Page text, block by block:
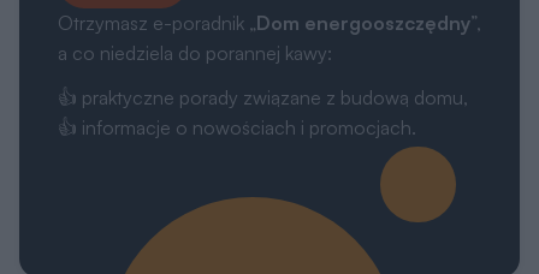
Otrzymasz e-poradnik „Dom energooszczędny”,
a co niedziela do porannej kawy:
👍 praktyczne porady związane z budową domu,
👍 informacje o nowościach i promocjach.